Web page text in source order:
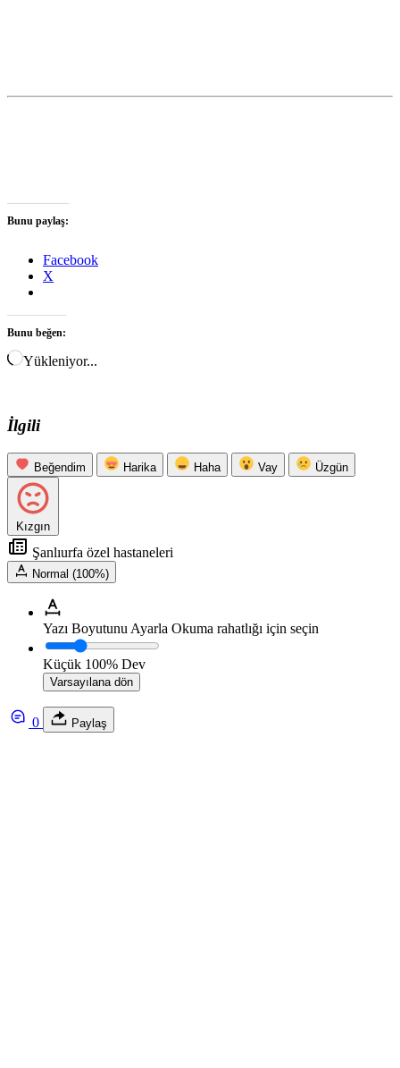
Bunu paylaş:
Facebook
X
Bunu beğen:
Yükleniyor...
İlgili
Beğendim Harika Haha Vay Üzgün
Kızgın
Şanlıurfa özel hastaneleri
Normal (100%)
Yazı Boyutunu Ayarla Okuma rahatlığı için seçin
Küçük 100% Dev
Varsayılana dön
0 Paylaş